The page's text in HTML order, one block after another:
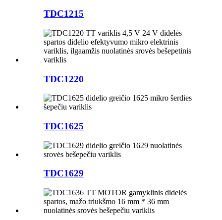
TDC1215
TDC1220
TDC1625
TDC1629